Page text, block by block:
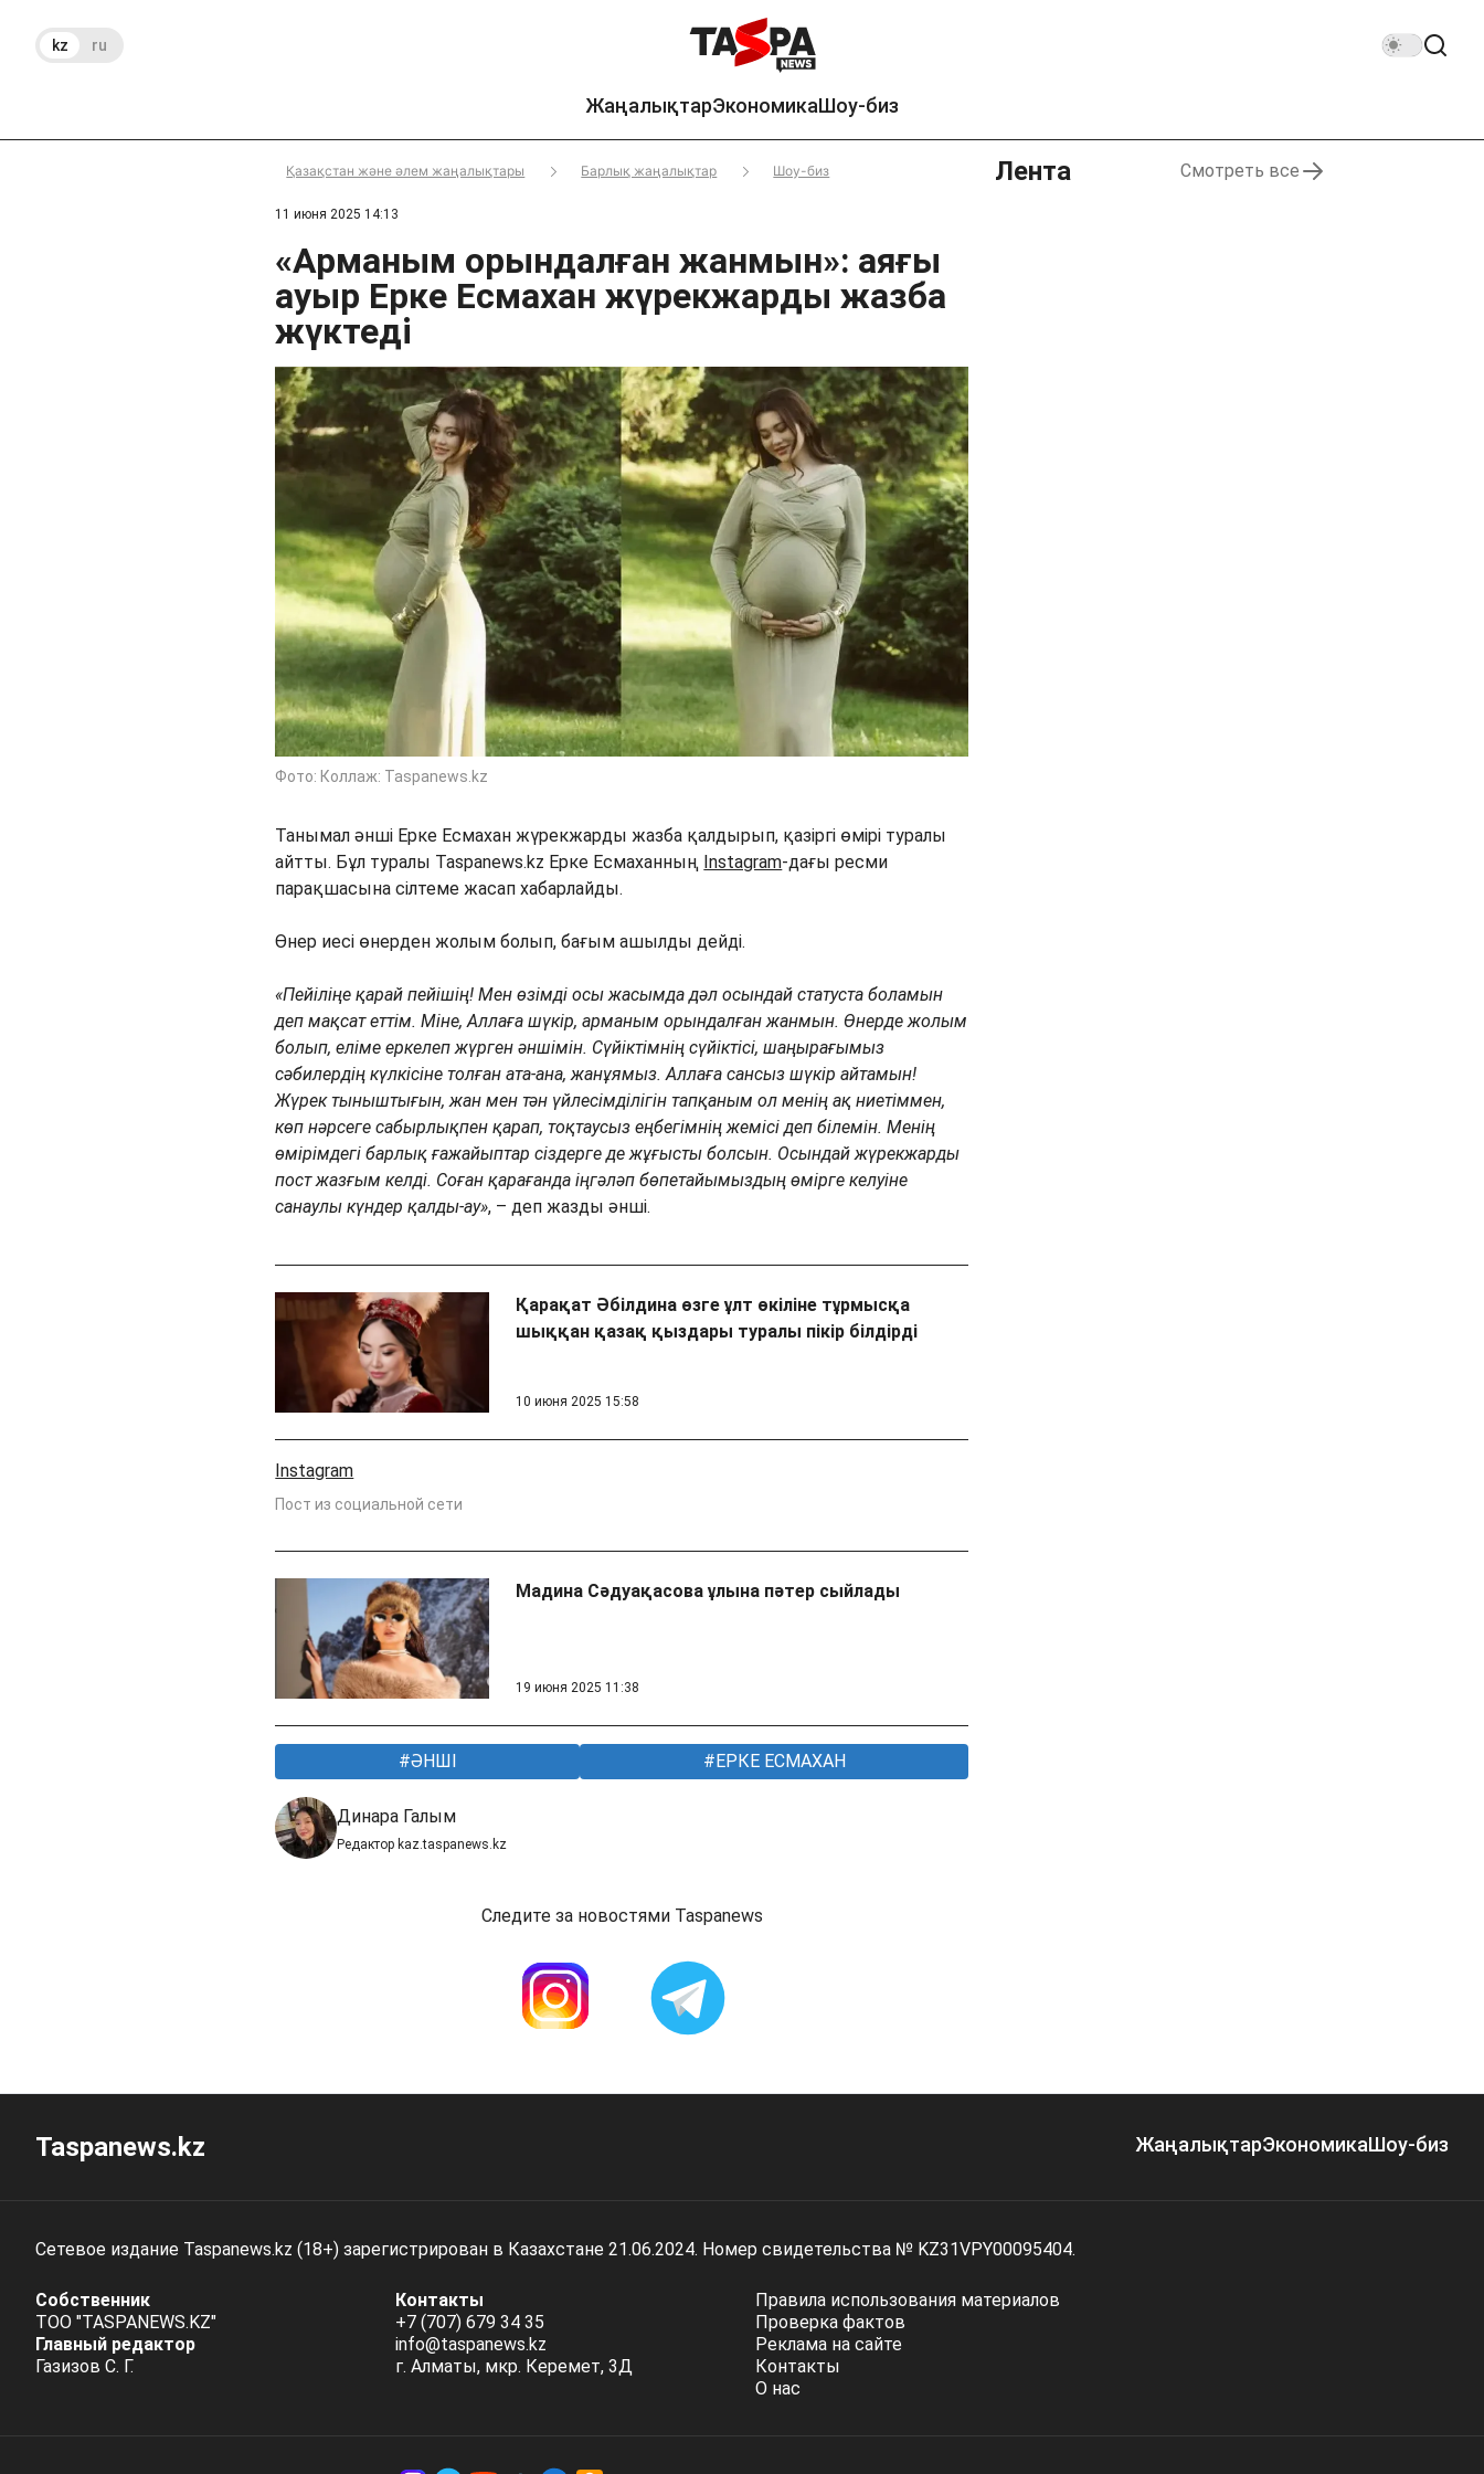
kz ru
ЖаңалықтарЭкономикаШоу-биз
Қазақстан және әлем жаңалықтары Барлық жаңалықтар Шоу-биз
11 июня 2025 14:13
«Арманым орындалған жанмын»: аяғы
ауыр Ерке Есмахан жүрекжарды жазба
жүктеді
Фото: Коллаж: Taspanews.kz
Танымал әнші Ерке Есмахан жүрекжарды жазба қалдырып, қазіргі өмірі туралы
айтты. Бұл туралы Taspanews.kz Ерке Есмаханның Instagram-дағы ресми
парақшасына сілтеме жасап хабарлайды.
Өнер иесі өнерден жолым болып, бағым ашылды дейді.
«Пейіліңе қарай пейішің! Мен өзімді осы жасымда дәл осындай статуста боламын
деп мақсат еттім. Міне, Аллаға шүкір, арманым орындалған жанмын. Өнерде жолым
болып, еліме еркелеп жүрген әншімін. Сүйіктімнің сүйіктісі, шаңырағымыз
сәбилердің күлкісіне толған ата-ана, жанұямыз. Аллаға сансыз шүкір айтамын!
Жүрек тыныштығын, жан мен тән үйлесімділігін тапқаным ол менің ақ ниетіммен,
көп нәрсеге сабырлықпен қарап, тоқтаусыз еңбегімнің жемісі деп білемін. Менің
өмірімдегі барлық ғажайыптар сіздерге де жұғысты болсын. Осындай жүрекжарды
пост жазғым келді. Соған қарағанда іңгәләп бөпетайымыздың өмірге келуіне
санаулы күндер қалды-ау», – деп жазды әнші.
Қарақат Әбілдина өзге ұлт өкіліне тұрмысқа
шыққан қазақ қыздары туралы пікір білдірді
10 июня 2025 15:58
Instagram
Пост из социальной сети
Мадина Сәдуақасова ұлына пәтер сыйлады
19 июня 2025 11:38
ӘНШІ ЕРКЕ ЕСМАХАН
Динара Галым
Редактор kaz.taspanews.kz
Следите за новостями Taspanews
Лента Смотреть все
Taspanews.kz ЖаңалықтарЭкономикаШоу-биз
Сетевое издание Taspanews.kz (18+) зарегистрирован в Казахстане 21.06.2024. Номер свидетельства № KZ31VPY00095404.
Собственник
ТОО "TASPANEWS.KZ"
Главный редактор
Газизов С. Г.
Контакты
+7 (707) 679 34 35
info@taspanews.kz
г. Алматы, мкр. Керемет, 3Д
Правила использования материалов
Проверка фактов
Реклама на сайте
Контакты
О нас